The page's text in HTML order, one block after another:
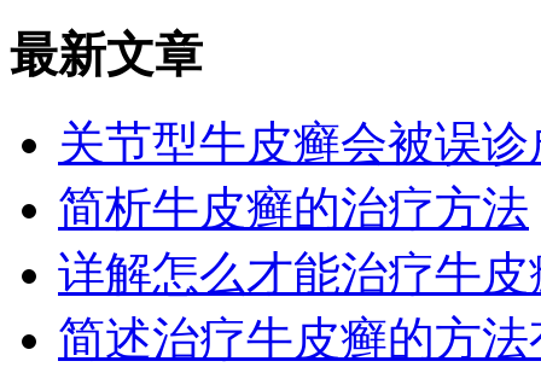
最新文章
关节型牛皮癣会被误
简析牛皮癣的治疗方法
详解怎么才能治疗牛皮
简述治疗牛皮癣的方